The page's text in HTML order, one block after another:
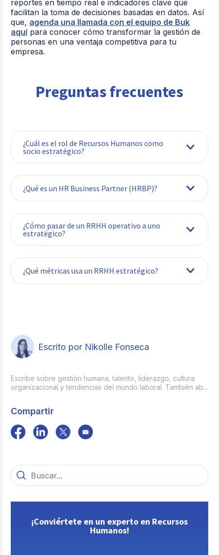
reportes en tiempo real e indicadores clave que
facilitan la toma de decisiones basadas en datos. Así
que, agenda una llamada con el equipo de Buk
aquí para conocer cómo transformar la gestión de
personas en una ventaja competitiva para tu
empresa.
Preguntas frecuentes
¿Cuál es el rol de Recursos Humanos como
socio estratégico?
¿Qué es un HR Business Partner (HRBP)?
¿Cómo pasar de un RRHH operativo a uno
estratégico?
People
¿Qué métricas usa un RRHH estratégico?
Escrito por Nikolle Fonseca
Escribe sobre gestión humana, talento, liderazgo, cultura
organizacional y tendencias del mundo laboral. También ab...
Compartir
¡Conviértete en un experto en Recursos
Humanos!